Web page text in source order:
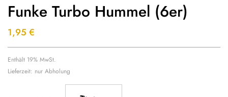
Funke Turbo Hummel (6er)
1,95 €
Enthält 19% MwSt.
Lieferzeit: nur Abholung